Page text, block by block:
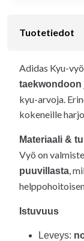
Tuotetiedot
Adidas Kyu-
taekwondoon
kyu-arvoja.
kokeneille
Materiaali &
Vyö on
puuvillasta,
Istuvuus
Leveys: